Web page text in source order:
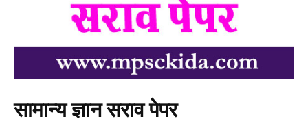
सामान्य ज्ञान सराव पेपर